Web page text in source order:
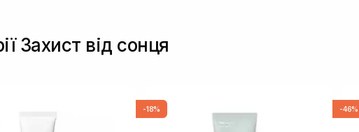
Захист від сонця
-18% -46%